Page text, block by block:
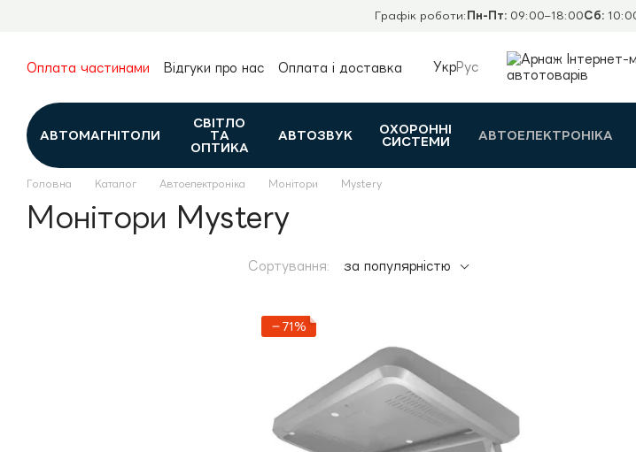
Графік роботи: Пн-Пт: 09:00–18:00Сб:
Оплата частинами Відгуки про нас
Оплата і доставка
Контакти
Каталог
УкрРус
АВТОМАГНІТОЛИ
СВІТЛО
ТА
ОПТИКА
АВТОЗВУК
ОХОРОННІ
СИСТЕМИ
АВТОЕЛЕКТРОНІКА
Головна Каталог Автоелектроніка Монітори Mystery
Монітори Mystery
Сортування: за популярністю
−71%